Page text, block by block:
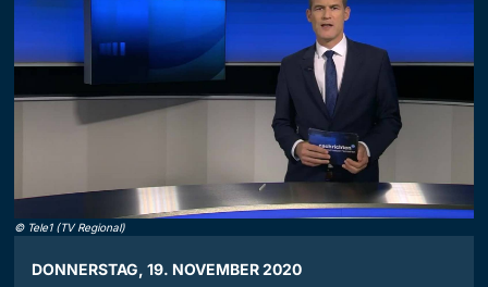
© Tele1 (TV Regional)
DONNERSTAG, 19. NOVEMBER 2020